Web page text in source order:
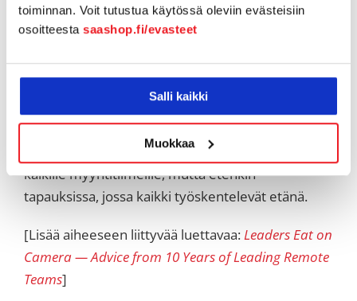
toiminnan. Voit tutustua käytössä oleviin evästeisiin
osoitteesta saashop.fi/evasteet
Salli kaikki
Muokkaa
Vaali oikeanlaista kulttuuria
Myyntikulttuurinne on valtavan tärkeä. Tiimisi
parhaiten ilmentää sitä. Tämä alkaa sinun
esimerkistäsi muiden edellä. Läpinäkyvyys,
vastuullisuus ja kommunikointi ovat keskeisiä
kaikille myyntitiimeille, mutta etenkin
tapauksissa, jossa kaikki työskentelevät etänä.
[Lisää aiheeseen liittyvää luettavaa:Leaders Eat on
Camera — Advice from 10 Years of Leading Remote
Teams]